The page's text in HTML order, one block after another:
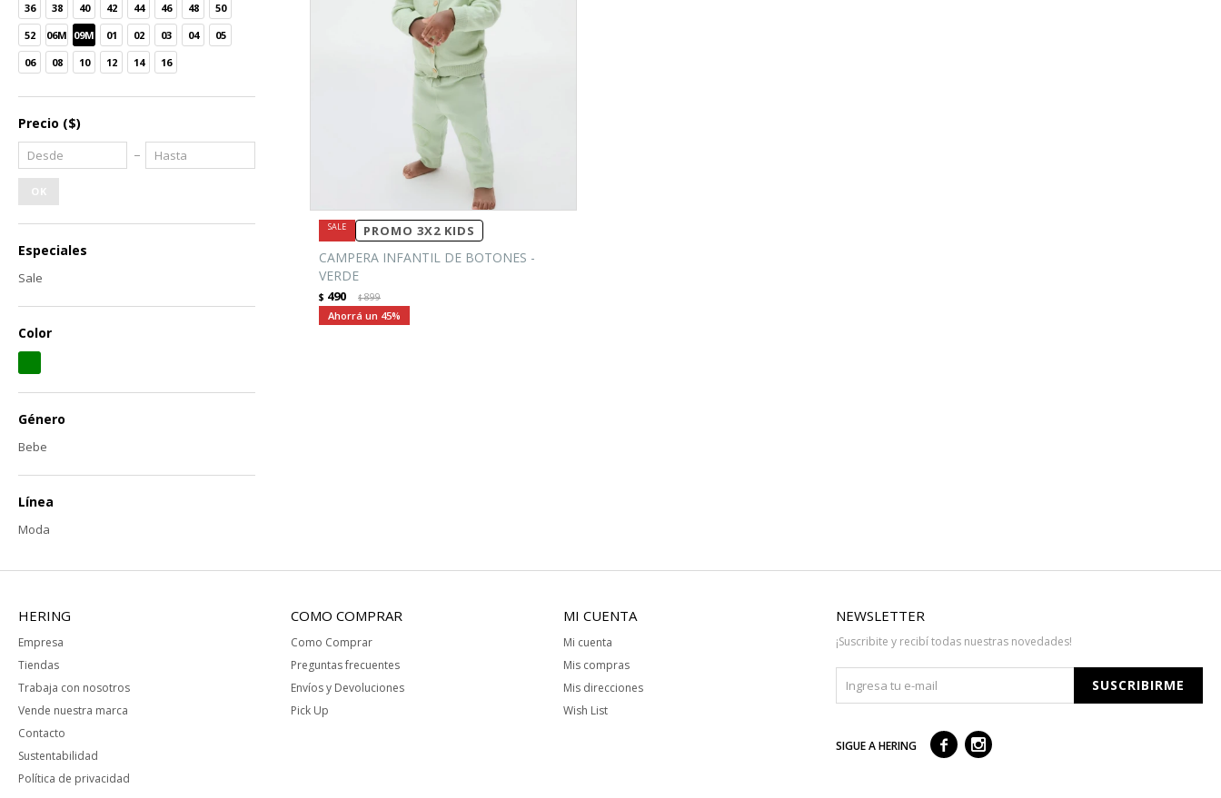
PROMO 3X2 KIDS
CAMPERA INFANTIL DE BOTONES -
VERDE
$ 490 $899
45
36
38 40 42 44 46 48
50
52
06M 09M 01 02 03 04
05
06
08 10 12 14 16
Precio ($)
OK
Especiales
Sale
Color
Género
Bebe
Línea
Moda
HERING
Empresa
Tiendas
Trabaja con nosotros
Vende nuestra marca
Contacto
Sustentabilidad
Política de privacidad
COMO COMPRAR
Como Comprar
Preguntas frecuentes
Envíos y Devoluciones
Pick Up
MI CUENTA
Mi cuenta
Mis compras
Mis direcciones
Wish List
NEWSLETTER
¡Suscribite y recibí todas nuestras novedades!
SUSCRIBIRME
SIGUE A HERING  